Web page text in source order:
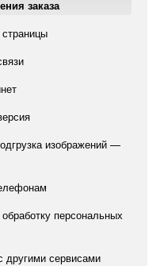
заказа
изображений —
персональных
другими сервисами